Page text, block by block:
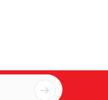
+7 (939) 716-10-06
пн-пт 7:00-16:00 МСК